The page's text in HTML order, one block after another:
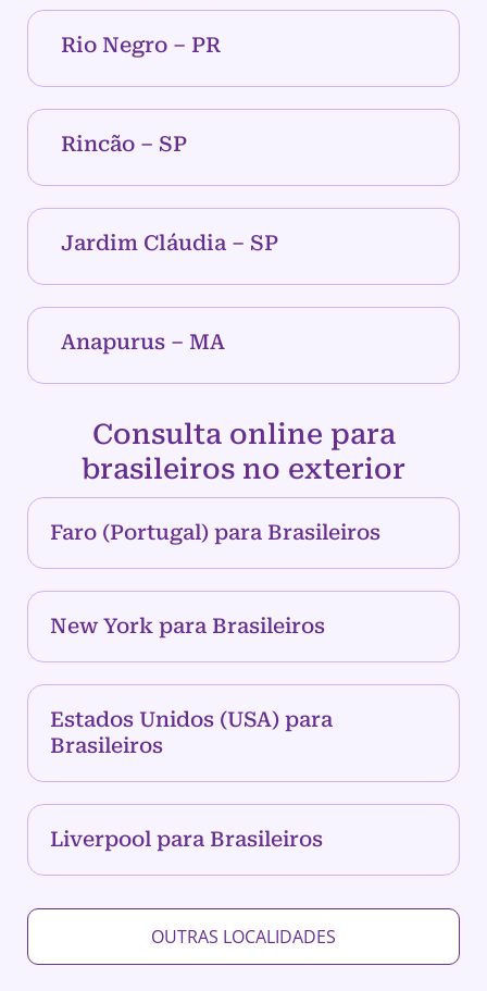
Rio Negro – PR
Rincão – SP
Jardim Cláudia – SP
Anapurus – MA
Consulta online para
brasileiros no exterior
Faro (Portugal) para Brasileiros
New York para Brasileiros
Estados Unidos (USA) para
Brasileiros
Liverpool para Brasileiros
OUTRAS LOCALIDADES